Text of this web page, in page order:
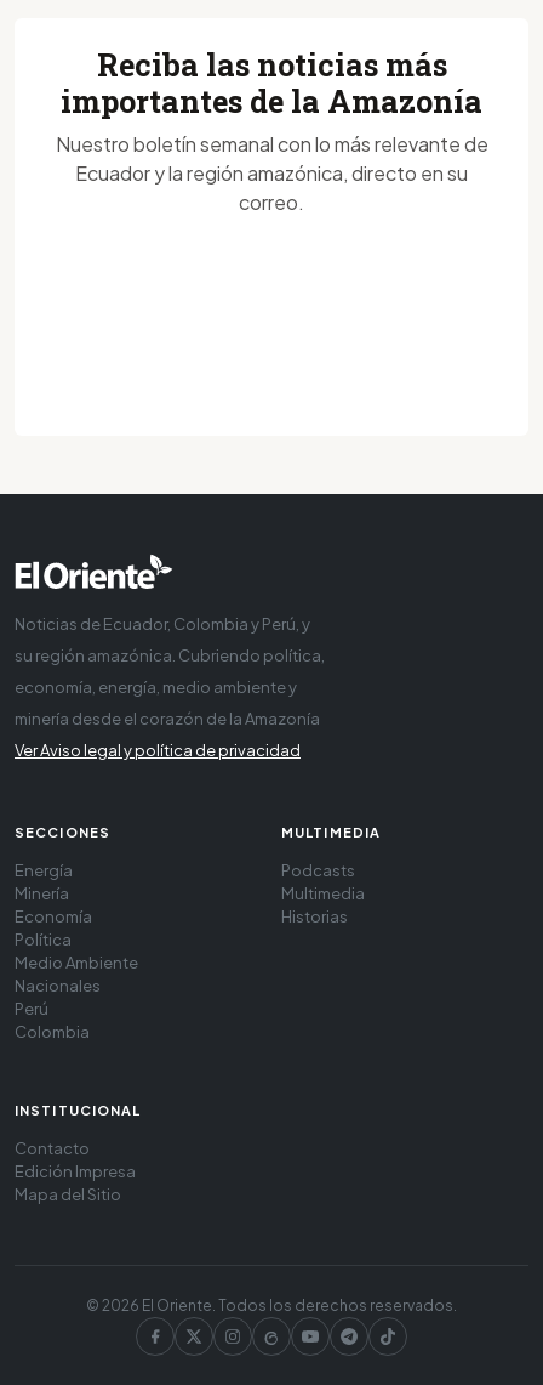
Reciba las noticias más
importantes de la Amazonía
Nuestro boletín semanal con lo más relevante de
Ecuador y la región amazónica, directo en su
correo.
Noticias de Ecuador, Colombia y Perú, y
su región amazónica. Cubriendo política,
economía, energía, medio ambiente y
minería desde el corazón de la Amazonía
Ver Aviso legal y política de privacidad
SECCIONES
Energía
Minería
Economía
Política
Medio Ambiente
Nacionales
Perú
Colombia
MULTIMEDIA
Podcasts
Multimedia
Historias
INSTITUCIONAL
Contacto
Edición Impresa
Mapa del Sitio
© 2026 El Oriente. Todos los derechos reservados.